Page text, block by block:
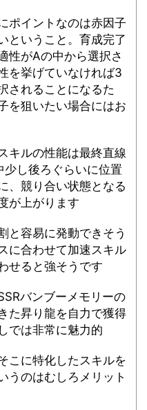
ポイントなのは赤因子
ということ。育成完了
性がAの中から選択さ
を挙げていなければ3
されることになるた
を狙いたい場合にはお
キルの性能は最終直線
少し後ろぐらいに位置
、競り合い状態となる
が上がります
と容易に発動できそう
に合わせて加速スキル
せると強そうです
バンブーメモリーの
た昇り龍を自力で獲得
では非常に魅力的
こに特化したスキルを
うのはむしろメリット